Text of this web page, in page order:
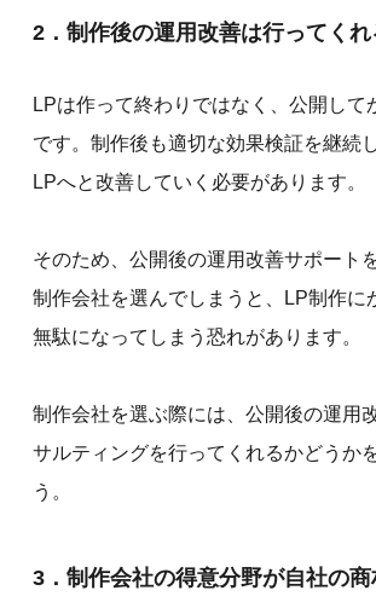
2．制作後の運用改善は行ってくれ
LPは作って終わりではなく、公開して
です。制作後も適切な効果検証を継続
LPへと改善していく必要があります。
そのため、公開後の運用改善サポート
制作会社を選んでしまうと、LP制作に
無駄になってしまう恐れがあります。
制作会社を選ぶ際には、公開後の運用
サルティングを行ってくれるかどうか
う。
3．制作会社の得意分野が自社の